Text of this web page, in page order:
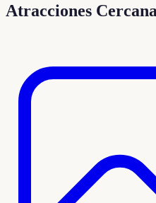
Atracciones